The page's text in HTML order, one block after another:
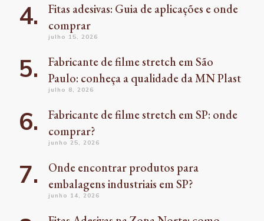
Fitas adesivas: Guia de aplicações e onde
comprar
julho 15, 2026
Fabricante de filme stretch em São
Paulo: conheça a qualidade da MN Plast
julho 8, 2026
Fabricante de filme stretch em SP: onde
comprar?
junho 25, 2026
Onde encontrar produtos para
embalagens industriais em SP?
junho 14, 2026